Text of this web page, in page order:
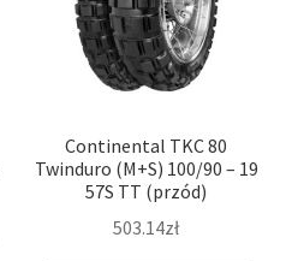
Continental TKC 80
Twinduro (M+S) 100/90 – 19
57S TT (przód)
503.14zł